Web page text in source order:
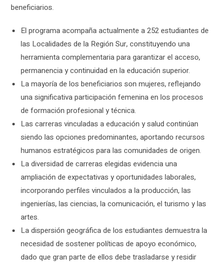
beneficiarios.
El programa acompaña actualmente a 252 estudiantes de
las Localidades de la Región Sur, constituyendo una
herramienta complementaria para garantizar el acceso,
permanencia y continuidad en la educación superior.
La mayoría de los beneficiarios son mujeres, reflejando
una significativa participación femenina en los procesos
de formación profesional y técnica.
Las carreras vinculadas a educación y salud continúan
siendo las opciones predominantes, aportando recursos
humanos estratégicos para las comunidades de origen.
La diversidad de carreras elegidas evidencia una
ampliación de expectativas y oportunidades laborales,
incorporando perfiles vinculados a la producción, las
ingenierías, las ciencias, la comunicación, el turismo y las
artes.
La dispersión geográfica de los estudiantes demuestra la
necesidad de sostener políticas de apoyo económico,
dado que gran parte de ellos debe trasladarse y residir